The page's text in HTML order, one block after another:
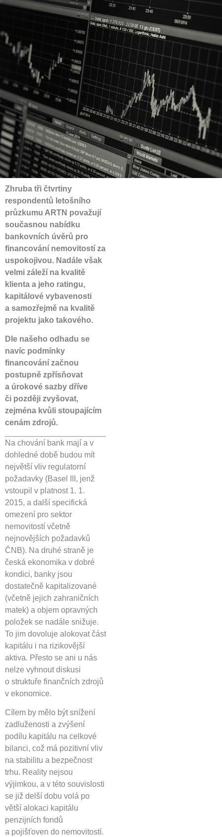
Zhruba tři čtvrtiny
respondentů letošního
průzkumu ARTN považují
současnou nabídku
bankovních úvěrů pro
financování nemovitostí za
uspokojivou. Nadále však
velmi záleží na kvalitě
klienta a jeho ratingu,
kapitálové vybavenosti
a samozřejmě na kvalitě
projektu jako takového.
Dle našeho odhadu se
navíc podmínky
financování začnou
postupně zpřísňovat
a úrokové sazby dříve
či později zvyšovat,
zejména kvůli stoupajícím
cenám zdrojů.
Na chování bank mají a v
dohledné době budou mít
největší vliv regulatorní
požadavky (Basel III, jenž
vstoupil v platnost 1. 1.
2015, a další specifická
omezení pro sektor
nemovitostí včetně
nejnovějších požadavků
ČNB). Na druhé straně je
česká ekonomika v dobré
kondici, banky jsou
dostatečně kapitalizované
(včetně jejich zahraničních
matek) a objem opravných
položek se nadále snižuje.
To jim dovoluje alokovat část
kapitálu i na rizikovější
aktiva. Přesto se ani u nás
nelze vyhnout diskusi
o struktuře finančních zdrojů
v ekonomice.
Cílem by mělo být snížení
zadluženosti a zvýšení
podílu kapitálu na celkové
bilanci, což má pozitivní vliv
na stabilitu a bezpečnost
trhu. Reality nejsou
výjimkou, a v této souvislosti
se již delší dobu volá po
větší alokaci kapitálu
penzijních fondů
a pojišťoven do nemovitostí.